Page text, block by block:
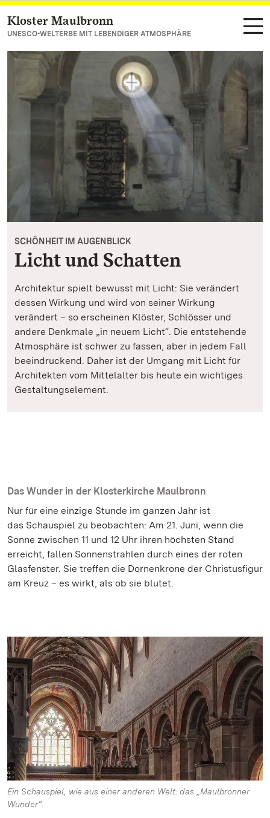
Zum Hauptinhalt springen
Kloster Maulbronn
UNESCO-WELTERBE MIT LEBENDIGER ATMOSPHÄRE
SCHÖNHEIT IM AUGENBLICK
Licht und Schatten
Architektur spielt bewusst mit Licht: Sie verändert
dessen Wirkung und wird von seiner Wirkung
verändert – so erscheinen Klöster, Schlösser und
andere Denkmale „in neuem Licht“. Die entstehende
Atmosphäre ist schwer zu fassen, aber in jedem Fall
beeindruckend. Daher ist der Umgang mit Licht für
Architekten vom Mittelalter bis heute ein wichtiges
Gestaltungselement.
Das Wunder in der Klosterkirche Maulbronn
Nur für eine einzige Stunde im ganzen Jahr ist
das Schauspiel zu beobachten: Am 21. Juni, wenn die
Sonne zwischen 11 und 12 Uhr ihren höchsten Stand
erreicht, fallen Sonnenstrahlen durch eines der roten
Glasfenster. Sie treffen die Dornenkrone der Christusfigur
am Kreuz – es wirkt, als ob sie blutet.
Ein Schauspiel, wie aus einer anderen Welt: das „Maulbronner
Wunder“.